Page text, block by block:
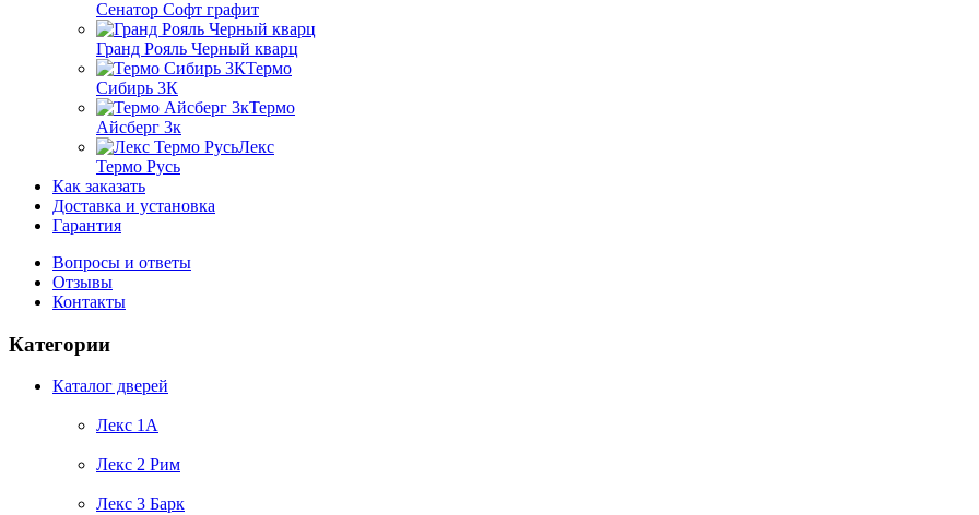
Сенатор Софт графит
Гранд Рояль Черный кварц
Термо
Сибирь 3К
Термо
Айсберг 3к
Лекс
Термо Русь
Как заказать
Доставка и установка
Гарантия
Вопросы и ответы
Отзывы
Контакты
Категории
Каталог дверей
Лекс 1А
Лекс 2 Рим
Лекс 3 Барк